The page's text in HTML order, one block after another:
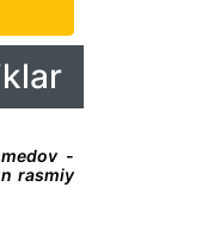
-
rasmiy